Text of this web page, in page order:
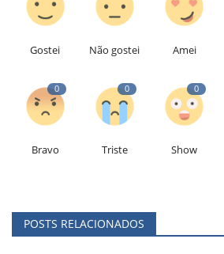
Gostei Não gostei Amei
0
Bravo
0
Triste
0
Show
POSTS RELACIONADOS